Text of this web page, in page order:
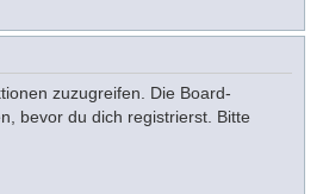
zuzugreifen. Die Board-
bevor du dich registrierst. Bitte